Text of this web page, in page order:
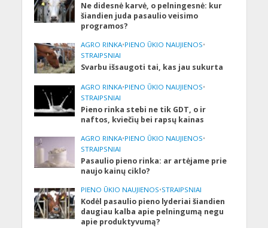
Ne didesnė karvė, o pelningesnė: kur
šiandien juda pasaulio veisimo
programos?
AGRO RINKA•PIENO ŪKIO NAUJIENOS•
STRAIPSNIAI
Svarbu išsaugoti tai, kas jau sukurta
AGRO RINKA•PIENO ŪKIO NAUJIENOS•
STRAIPSNIAI
Pieno rinka stebi ne tik GDT, o ir
naftos, kviečių bei rapsų kainas
AGRO RINKA•PIENO ŪKIO NAUJIENOS•
STRAIPSNIAI
Pasaulio pieno rinka: ar artėjame prie
naujo kainų ciklo?
PIENO ŪKIO NAUJIENOS•STRAIPSNIAI
Kodėl pasaulio pieno lyderiai šiandien
daugiau kalba apie pelningumą negu
apie produktyvumą?